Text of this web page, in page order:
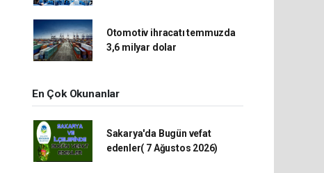
Otomotiv ihracatı temmuzda
3,6 milyar dolar
En Çok Okunanlar
Sakarya'da Bugün vefat
edenler( 7 Ağustos 2026)